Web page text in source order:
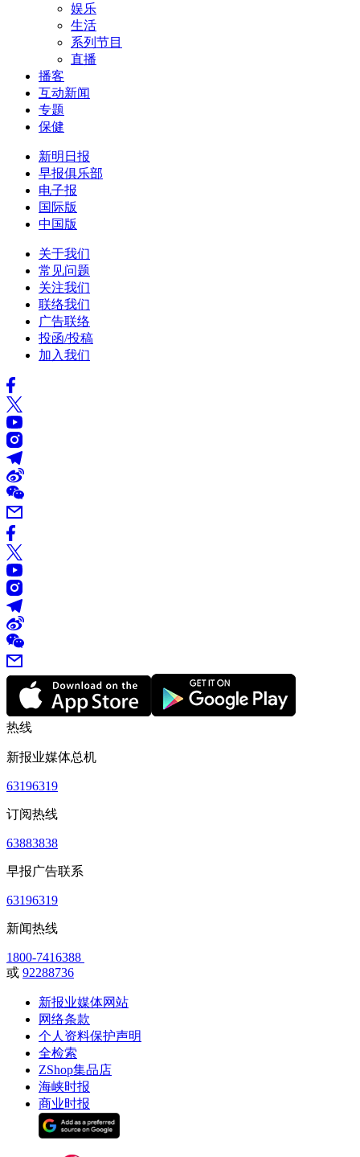
娱乐
生活
系列节目
直播
播客
互动新闻
专题
保健
新明日报
早报俱乐部
电子报
国际版
中国版
关于我们
常见问题
关注我们
联络我们
广告联络
投函/投稿
加入我们
热线
新报业媒体总机
63196319
订阅热线
63883838
早报广告联系
63196319
新闻热线
1800-7416388
或 92288736
新报业媒体网站
网络条款
个人资料保护声明
全检索
ZShop集品店
海峡时报
商业时报